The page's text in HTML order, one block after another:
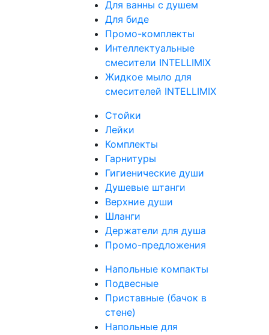
Для ванны с душем
Для биде
Промо-комплекты
Интеллектуальные
смесители INTELLIMIX
Жидкое мыло для
смесителей INTELLIMIX
Стойки
Лейки
Комплекты
Гарнитуры
Гигиенические души
Душевые штанги
Верхние души
Шланги
Держатели для душа
Промо-предложения
Напольные компакты
Подвесные
Приставные (бачок в
стене)
Напольные для